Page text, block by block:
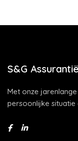
S&G
Met onze
persoonlijke situatie